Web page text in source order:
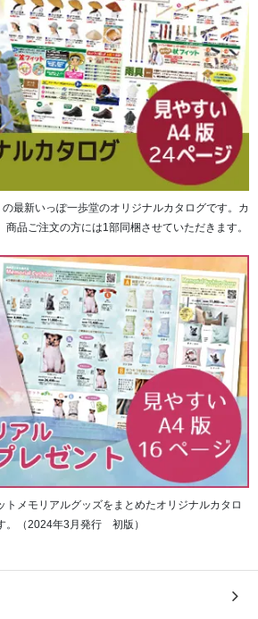
最新いっぽ一歩堂のオリジナルカタログです。カ
品ご注文の方には1部同梱させていただきます。
トメモリアルグッズをまとめたオリジナルカタロ
。（2024年3月発行 初版）